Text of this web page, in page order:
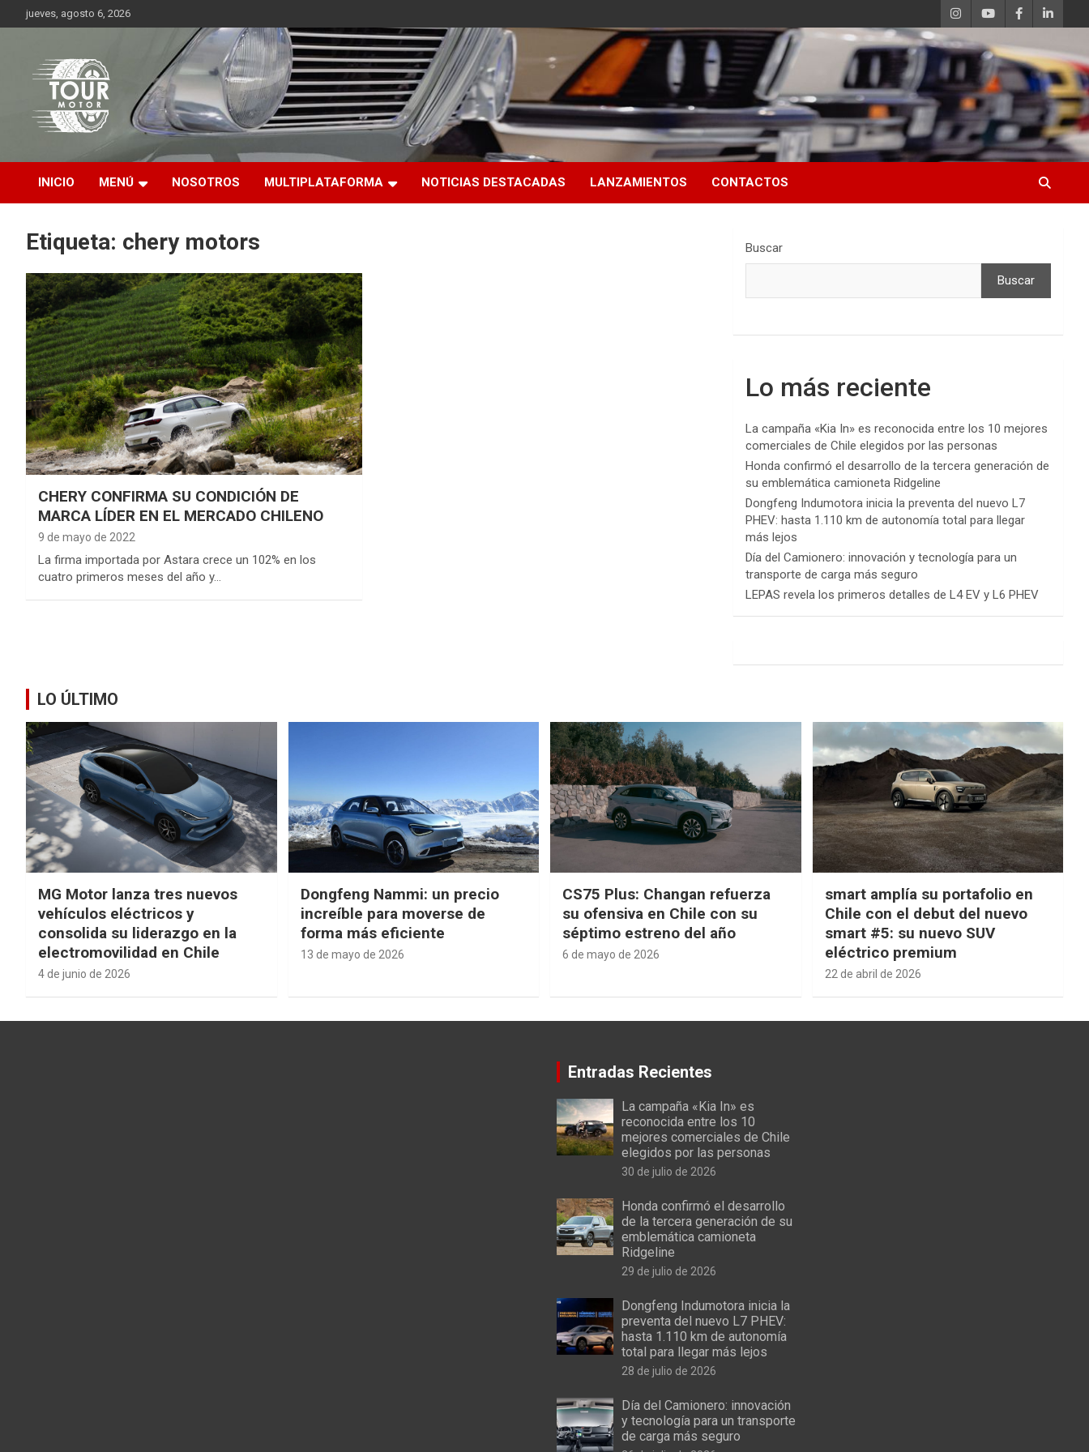
Saltar
al
jueves, agosto 6, 2026
Tour Motor
Plataforma de contenido audiovisual para el sector automotriz
INICIO MENÚ NOSOTROS MULTIPLATAFORMA NOTICIAS DESTACADAS LANZAMIENTOS CONTACTOS
Etiqueta: chery motors
CHERY CONFIRMA SU CONDICIÓN DE
MARCA LÍDER EN EL MERCADO CHILENO
9 de mayo de 2022
La firma importada por Astara crece un 102% en los
cuatro primeros meses del año y…
Buscar
Buscar
Lo más reciente
La campaña «Kia In» es reconocida entre los 10 mejores
comerciales de Chile elegidos por las personas
Honda confirmó el desarrollo de la tercera generación de
su emblemática camioneta Ridgeline
Dongfeng Indumotora inicia la preventa del nuevo L7
PHEV: hasta 1.110 km de autonomía total para llegar
más lejos
Día del Camionero: innovación y tecnología para un
transporte de carga más seguro
LEPAS revela los primeros detalles de L4 EV y L6 PHEV
LO ÚLTIMO
MG Motor lanza tres nuevos
vehículos eléctricos y
consolida su liderazgo en la
electromovilidad en Chile
4 de junio de 2026
Dongfeng Nammi: un precio
increíble para moverse de
forma más eficiente
13 de mayo de 2026
CS75 Plus: Changan refuerza
su ofensiva en Chile con su
séptimo estreno del año
6 de mayo de 2026
smart amplía su portafolio en
Chile con el debut del nuevo
smart #5: su nuevo SUV
eléctrico premium
22 de abril de 2026
Entradas Recientes
La campaña «Kia In» es
reconocida entre los 10
mejores comerciales de Chile
elegidos por las personas
30 de julio de 2026
Honda confirmó el desarrollo
de la tercera generación de su
emblemática camioneta
Ridgeline
29 de julio de 2026
Dongfeng Indumotora inicia la
preventa del nuevo L7 PHEV:
hasta 1.110 km de autonomía
total para llegar más lejos
28 de julio de 2026
Día del Camionero: innovación
y tecnología para un transporte
de carga más seguro